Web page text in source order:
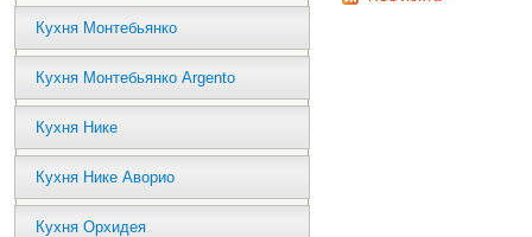
Кухня Монтебьянко
Кухня Монтебьянко Argento
Кухня Нике
Кухня Нике Аворио
Кухня Орхидея